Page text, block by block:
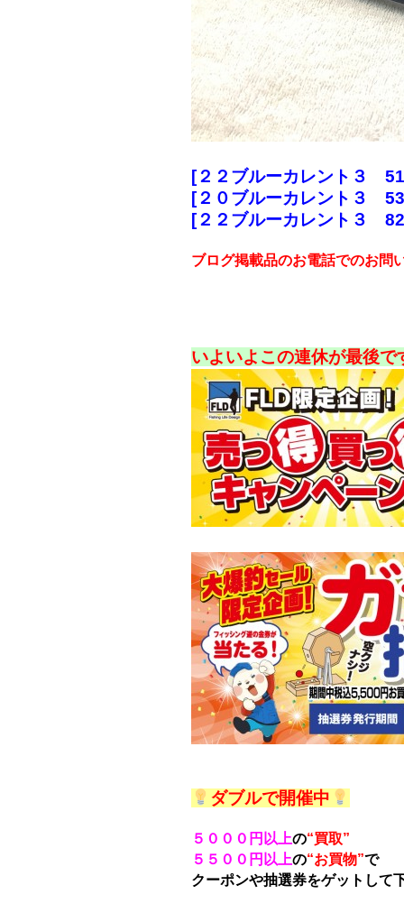
[２２ブルーカレント３
[２０ブルーカレント３
[２２ブルーカレント３
ブログ掲載品のお電話でのお問
いよいよこの連休が最後で
ダブルで開催中
５０００円以上の“買取”
５５００円以上の“お買物”で
クーポンや抽選券をゲットして